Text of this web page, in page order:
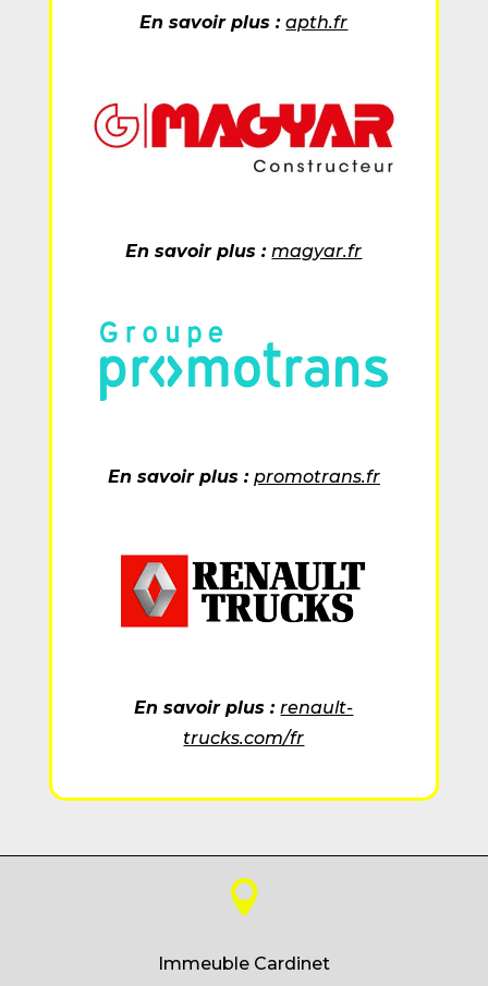
En savoir plus :apth.fr
En savoir plus :magyar.fr
En savoir plus : promotrans.fr
En savoir plus :renault-
trucks.com/fr

Immeuble Cardinet